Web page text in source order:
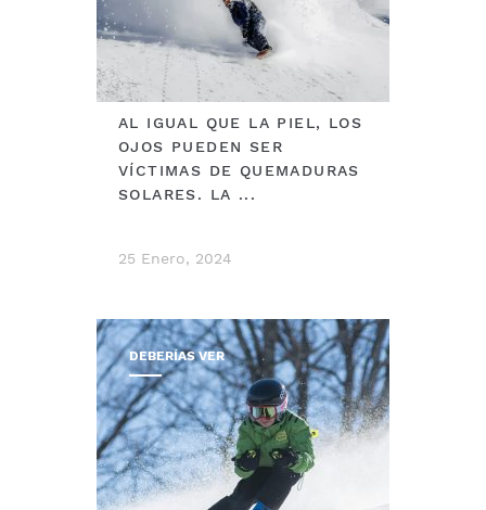
AL IGUAL QUE LA PIEL, LOS
OJOS PUEDEN SER
VÍCTIMAS DE QUEMADURAS
SOLARES. LA ...
25 Enero, 2024
DEBERÍAS VER